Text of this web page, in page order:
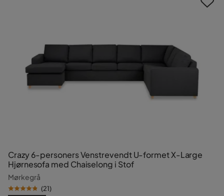
Crazy 6-personers Venstrevendt U-formet X-Large
Hjørnesofa med Chaiselong i Stof
Mørkegrå
(21)